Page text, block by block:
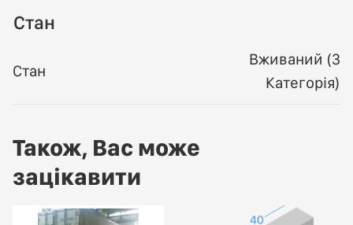
Стан
Стан
Вживаний (3
Категорія)
Також, Вас може
зацікавити